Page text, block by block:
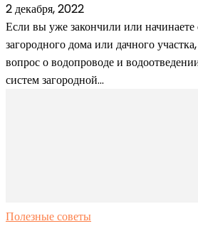
2 декабря, 2022
Если вы уже закончили или начинаете
загородного дома или дачного
вопрос о водопроводе и
систем загородной...
Полезные советы